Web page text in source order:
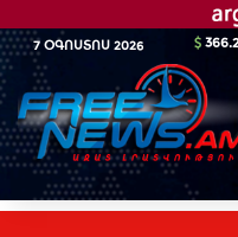
7 ՕԳՈՍՏՈՍ 2026